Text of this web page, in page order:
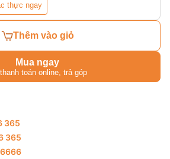
thực ngay
Thêm vào giỏ
Mua ngay
toán online, trả góp
365
365